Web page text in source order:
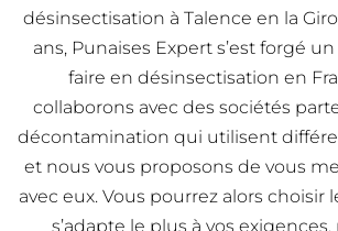
désinsectisation à Talence en la
ans, Punaises Expert s’est forgé
faire en désinsectisation en
collaborons avec des sociétés
décontamination qui utilisent
et nous vous proposons de vous
avec eux. Vous pourrez alors choisir
s’adapte le plus à vos